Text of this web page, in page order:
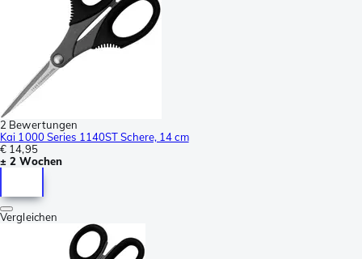
2 Bewertungen
Kai 1000 Series 1140ST Schere, 14 cm
€ 14,95
± 2 Wochen
Vergleichen